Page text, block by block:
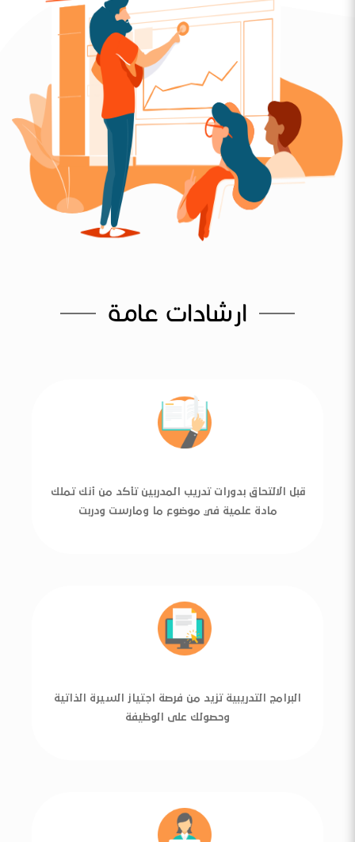
ارشادات عامة
قبل الالتحاق بدورات تدريب المدربين تأكد من أنك تملك
مادة علمية في موضوع ما ومارست ودربت
البرامج التدريبية تزيد من فرصة اجتياز السيرة الذاتية
وحصولك على الوظيفة